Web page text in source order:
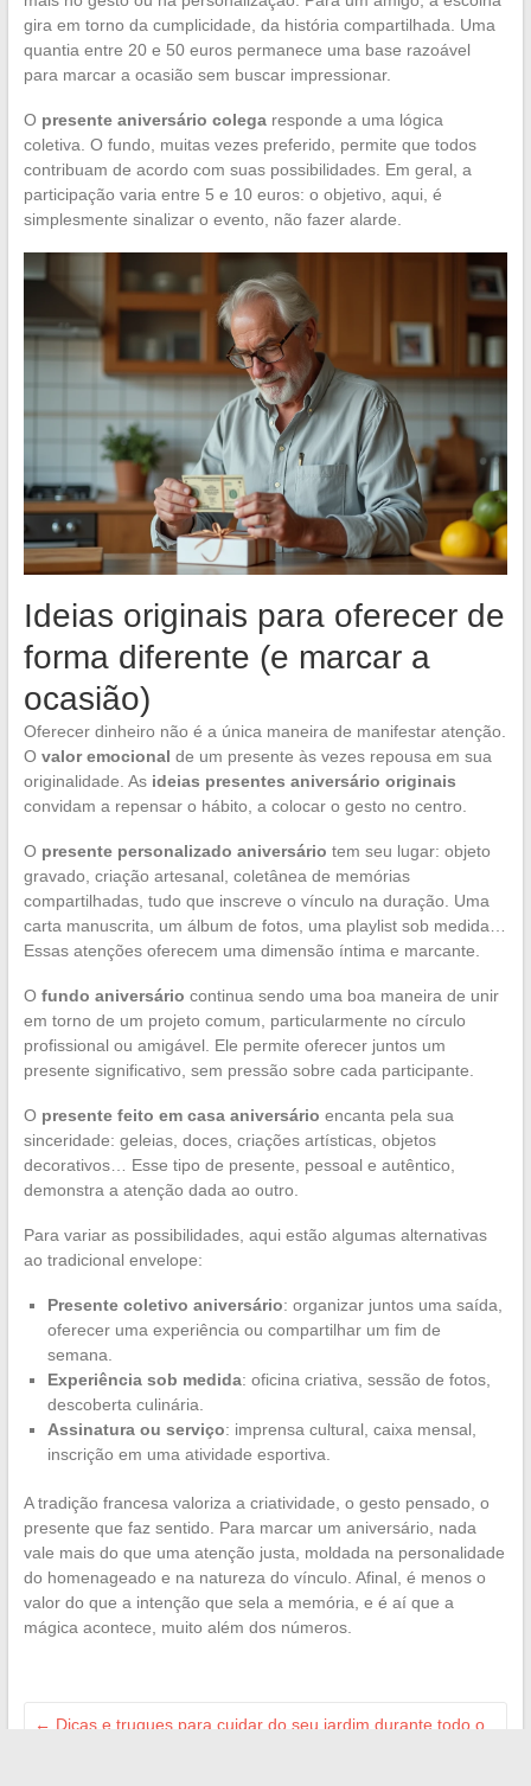
gira em torno da cumplicidade, da história compartilhada. Uma
quantia entre 20 e 50 euros permanece uma base razoável
para marcar a ocasião sem buscar impressionar.
O presente aniversário colegaresponde a uma lógica
coletiva. O fundo, muitas vezes preferido, permite que todos
contribuam de acordo com suas possibilidades. Em geral, a
participação varia entre 5 e 10 euros: o objetivo, aqui, é
simplesmente sinalizar o evento, não fazer alarde.
Ideias originais para oferecer de
forma diferente (e marcar a
ocasião)
Oferecer dinheiro não é a única maneira de manifestar atenção.
O valor emocional de um presente às vezes repousa em sua
originalidade. As ideias presentes aniversário originais
convidam a repensar o hábito, a colocar o gesto no centro.
O presente personalizado aniversário tem seu lugar: objeto
gravado, criação artesanal, coletânea de memórias
compartilhadas, tudo que inscreve o vínculo na duração. Uma
carta manuscrita, um álbum de fotos, uma playlist sob medida…
Essas atenções oferecem uma dimensão íntima e marcante.
O fundo aniversário continua sendo uma boa maneira de unir
em torno de um projeto comum, particularmente no círculo
profissional ou amigável. Ele permite oferecer juntos um
presente significativo, sem pressão sobre cada participante.
O presente feito em casa aniversário encanta pela sua
sinceridade: geleias, doces, criações artísticas, objetos
decorativos… Esse tipo de presente, pessoal e autêntico,
demonstra a atenção dada ao outro.
Para variar as possibilidades, aqui estão algumas alternativas
ao tradicional envelope:
Presente coletivo aniversário: organizar juntos uma saída,
oferecer uma experiência ou compartilhar um fim de
semana.
Experiência sob medida: oficina criativa, sessão de fotos,
descoberta culinária.
Assinatura ou serviço: imprensa cultural, caixa mensal,
inscrição em uma atividade esportiva.
A tradição francesa valoriza a criatividade, o gesto pensado, o
presente que faz sentido. Para marcar um aniversário, nada
vale mais do que uma atenção justa, moldada na personalidade
do homenageado e na natureza do vínculo. Afinal, é menos o
valor do que a intenção que sela a memória, e é aí que a
mágica acontece, muito além dos números.
← Dicas e truques para cuidar do seu jardim durante todo o